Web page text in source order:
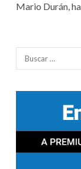
Mario Durán,